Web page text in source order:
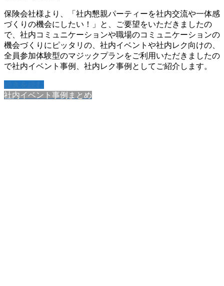
保険会社様より、「社内懇親パーティーを社内交流や一体感
づくりの機会にしたい！」と、ご要望をいただきましたの
で、社内コミュニケーションや職場のコミュニケーションの
機会づくりにピッタリの、社内イベントや社内レク向けの、
全員参加体験型のマジックプランをご利用いただきましたの
で社内イベント事例、社内レク事例としてご紹介します。
社内イベント事例まとめ